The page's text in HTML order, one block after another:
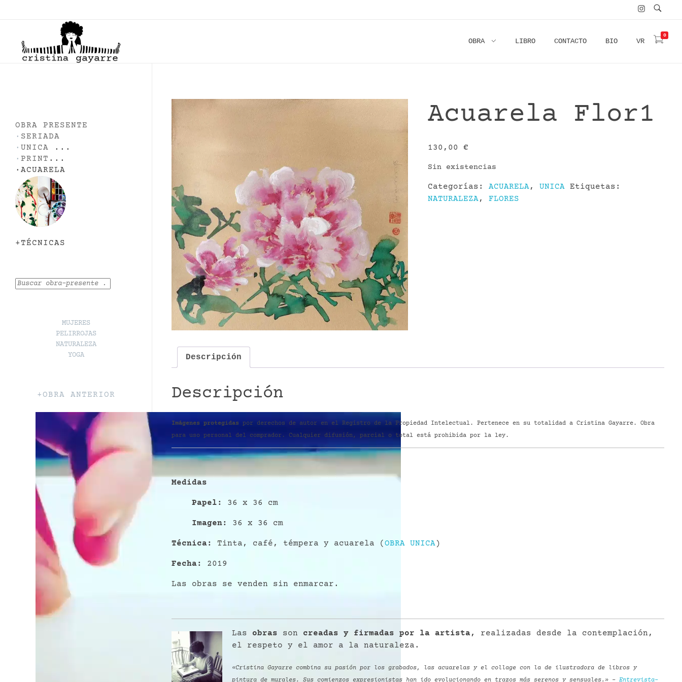
0
OBRA LIBRO CONTACTO BIO VR
Acuarela Flor1
130,00 €
Sin existencias
Categorías: ACUARELA, UNICA Etiquetas:
NATURALEZA, FLORES
Descripción
Descripción
Imágenes protegidas por derechos de autor en el Registro de la Propiedad Intelectual. Pertenece en su totalidad a Cristina Gayarre. Obra
para uso personal del comprador. Cualquier difusión, parcial o total está prohibida por la ley.
Medidas
Papel : 36 x 36 cm
Imagen: 36 x 36 cm
Técnica: Tinta, café, témpera y acuarela (OBRA UNICA)
Fecha: 2019
Las obras se venden sin enmarcar.
Las obras son creadas y firmadas por la artista, realizadas desde la contemplación,
el respeto y el amor a la naturaleza.
«Cristina Gayarre combina su pasión por los grabados, las acuarelas y el collage con la de ilustradora de libros y
pintura de murales. Sus comienzos expresionistas han ido evolucionando en trazos más serenos y sensuales.» –Entrevista-
OBRA PRESENTE
· SERIADA
· UNICA ...
· PRINT ...
· ACUARELA
+TÉCNICAS
Buscar
MUJERES
PELIRROJAS
NATURALEZA
YOGA
+OBRA ANTERIOR